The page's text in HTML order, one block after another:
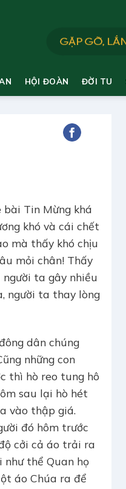
HỘI ĐOÀN ĐỜI TU
bài Tin Mừng khá
khó và cái chết
mà thấy khó chịu
mỏi chân! Thấy
ta gây nhiều
người ta thay lòng
dân chúng
những con
thì hò reo tung hô
sau lại hò hét
vào thập giá.
đó hôm trước
cởi cả áo trải ra
như thể Quan họ
áo Chúa ra để